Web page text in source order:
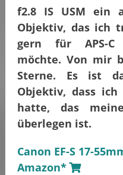
f2.8 IS USM ein
Objektiv, das ich
gern für APS-C
möchte. Von mir
Sterne. Es ist
Objektiv, dass
hatte, das
überlegen ist.
Canon EF-S 17-
Amazon*